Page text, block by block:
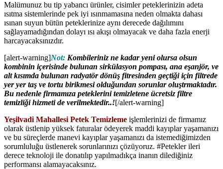
Malümunuz bu tip yabancı ürünler, cisimler peteklerinizin adeta
ısıtma sistemlerinde pek iyi ısınmamasına neden olmakta dahası
ısınan suyun bütün peteklerinize aynı derecede dağılımını
sağlayamadığından dolayı ısı akışı olmayacak ve daha fazla enerji
harcayacaksınızdır.
[alert-warning]Not: Kombileriniz ne kadar yeni olursa olsun
kombinin içerisinde bulunan sirkülasyon pompası, ana eşanjör, ve
alt kısımda bulunan radyatör dönüş fitresinden geçtiği için filtrede
yer yer taş ve tortu birikmesi olduğundan sorunlar oluştrmaktadır.
Bu nedenle firmamıza peteklerini temizletene ücretsiz filtre
temizliği hizmeti de verilmektedir..![/alert-warning]
Yeşilvadi Mahallesi Petek Temizleme işlemlerinizi de firmamız
olarak üstlenip yüksek faturalar ödeyerek maddi kayıplar yaşamanızı
ve bu süreçlerde manevi kayıplar yaşamanızı da istemediğimizden
sorumluluğu üstlenerek sorunlarınızı çözüyoruz. #Petekler ileri
derece teknoloji ile donatılıp yapılmadıkça inanın dilediğiniz
performansı alamayacaksınız.